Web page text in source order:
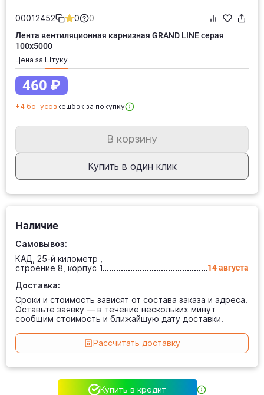
00012452 0 0
Лента вентиляционная карнизная GRAND LINE серая
100х5000
Цена за: штуку
460 ₽
+4 бонусовкешбэк за покупку
В корзину
Купить в один клик
Наличие
Самовывоз:
КАД, 25-й километр ,
строение 8, корпус 1
14 августа
Доставка:
Сроки и стоимость зависят от состава заказа и адреса.
Оставьте заявку — в течение нескольких минут
сообщим стоимость и ближайшую дату доставки.
Рассчитать доставку
Купить в кредит